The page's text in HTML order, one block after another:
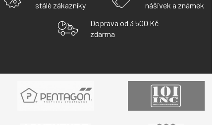
stálé zákazníky
nášivek a známek
Doprava od 3 500 Kč
zdarma